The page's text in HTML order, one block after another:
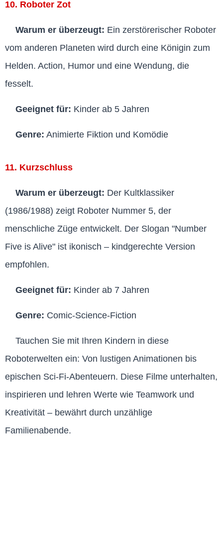
10. Roboter Zot
Warum er überzeugt: Ein zerstörerischer Roboter
vom anderen Planeten wird durch eine Königin zum
Helden. Action, Humor und eine Wendung, die
fesselt.
Geeignet für: Kinder ab 5 Jahren
Genre: Animierte Fiktion und Komödie
11. Kurzschluss
Warum er überzeugt: Der Kultklassiker
(1986/1988) zeigt Roboter Nummer 5, der
menschliche Züge entwickelt. Der Slogan "Number
Five is Alive" ist ikonisch – kindgerechte Version
empfohlen.
Geeignet für: Kinder ab 7 Jahren
Genre: Comic-Science-Fiction
Tauchen Sie mit Ihren Kindern in diese
Roboterwelten ein: Von lustigen Animationen bis
epischen Sci-Fi-Abenteuern. Diese Filme unterhalten,
inspirieren und lehren Werte wie Teamwork und
Kreativität – bewährt durch unzählige
Familienabende.